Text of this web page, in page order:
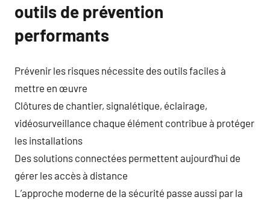
outils de prévention
performants
Prévenir les risques nécessite des outils faciles à
mettre en œuvre
Clôtures de chantier, signalétique, éclairage,
vidéosurveillance chaque élément contribue à protéger
les installations
Des solutions connectées permettent aujourd’hui de
gérer les accès à distance
L’approche moderne de la sécurité passe aussi par la